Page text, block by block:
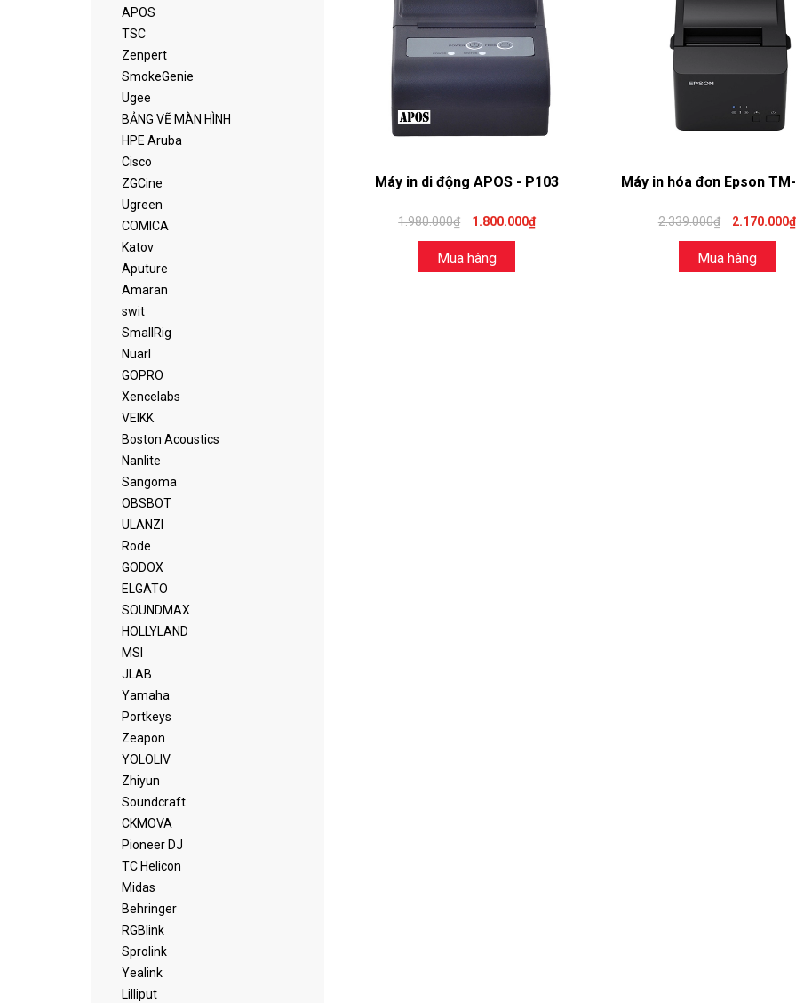
Máy in di động APOS - P103
1.980.000₫ 1.800.000₫
Mua hàng
Máy in hóa đơn Epson
2.339.000₫ 2.170.000₫
Mua hàng
APOS
TSC
Zenpert
SmokeGenie
Ugee
BẢNG VẼ MÀN HÌNH
HPE Aruba
Cisco
ZGCine
Ugreen
COMICA
Katov
Aputure
Amaran
swit
SmallRig
Nuarl
GOPRO
Xencelabs
VEIKK
Boston Acoustics
Nanlite
Sangoma
OBSBOT
ULANZI
Rode
GODOX
ELGATO
SOUNDMAX
HOLLYLAND
MSI
JLAB
Yamaha
Portkeys
Zeapon
YOLOLIV
Zhiyun
Soundcraft
CKMOVA
Pioneer DJ
TC Helicon
Midas
Behringer
RGBlink
Sprolink
Yealink
Lilliput